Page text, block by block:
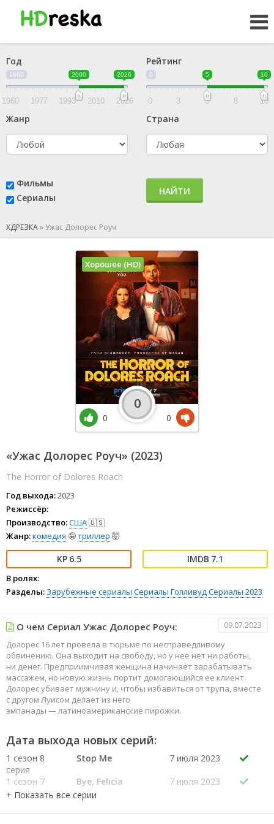
Год
1960 2000 2026
1960 1977 1993 2010 2026
Рейтинг
0 5 10
0 3 5 8 10
Жанр Страна
Фильмы
Сериалы
НАЙТИ
ХДРЕЗКА» Ужас Долорес Роуч
«Ужас Долорес Роуч» (2023)
The Horror of Dolores Roach
Год выхода:2023
Режиссёр:
Производство:США🇺🇸
Жанр:комедия 🤪триллер 🤯
6.5 7.1
В ролях:
Разделы: Зарубежные сериалы Сериалы ГолливудСериалы 2023
Хорошее (HD)
0
0
0
О чем Сериал Ужас Долорес Роуч: 09.07.2023
Долорес 16 лет провела в тюрьме по несправедливому
обвинению. Она выходит на свободу, но у нее нет ни работы,
ни денег. Предприимчивая женщина начинает зарабатывать
массажем, но новую жизнь портит домогающийся ее клиент.
Долорес убивает мужчину и, чтобы избавиться от трупа, вместе
с другом Луисом делает из него
эмпанады — латиноамериканские пирожки.
Дата выхода новых серий:
1 сезон 8
серия
Stop Me
7 июля 2023
1 сезон 7
серия
Bye, Felicia
7 июля 2023
серия
Blink Twice